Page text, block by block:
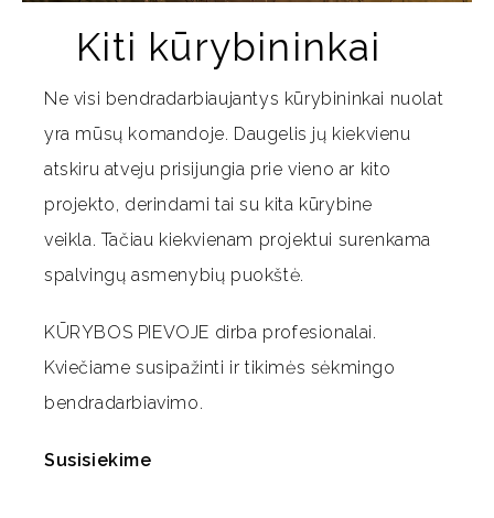
Kiti kūrybininkai
Ne visi bendradarbiaujantys kūrybininkai nuolat
yra mūsų komandoje. Daugelis jų kiekvienu
atskiru atveju prisijungia prie vieno ar kito
projekto, derindami tai su kita kūrybine
veikla. Tačiau kiekvienam projektui surenkama
spalvingų asmenybių puokštė.
KŪRYBOS PIEVOJE dirba profesionalai.
Kviečiame susipažinti ir tikimės sėkmingo
bendradarbiavimo.
Susisiekime